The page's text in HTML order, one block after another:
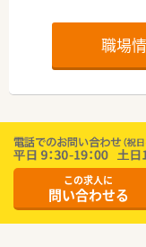
職場
この求人に
問い合わせる